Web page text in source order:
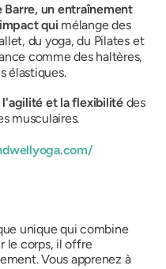
Barre, un entraînement
qui mélange des
du yoga, du Pilates et
comme des haltères,
élastiques.
et la flexibilité des
musculaires.
unique qui combine
le corps, il offre
Vous apprenez à